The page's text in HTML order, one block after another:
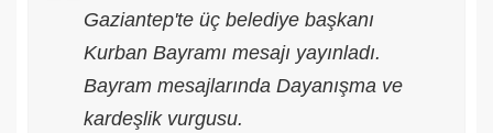
Gaziantep'te üç belediye başkanı
Kurban Bayramı mesajı yayınladı.
Bayram mesajlarında Dayanışma ve
kardeşlik vurgusu.